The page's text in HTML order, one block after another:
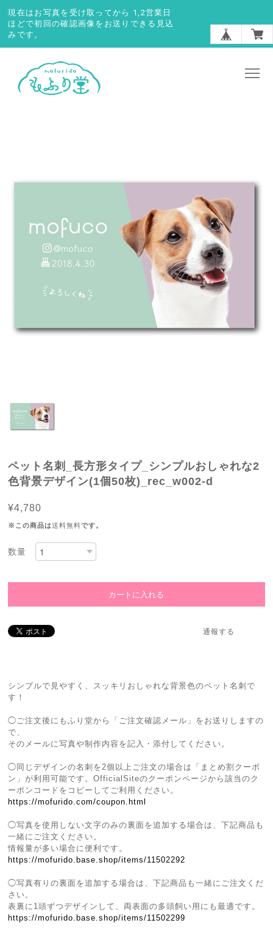
現在はお写真を受け取ってから 1,2営業日
ほどで初回の確認画像をお送りできる見込
みです。
ペット名刺_長方形タイプ_シンプルおしゃれな2
色背景デザイン(1個50枚)_rec_w002-d
¥4,780
※この商品は送料無料です。
数量
通報する
シンプルで見やすく、スッキリおしゃれな背景色のペット名刺で
す！
◯ご注文後にもふり堂から「ご注文確認メール」をお送りしますの
で、
そのメールに写真や制作内容を記入・添付してください。
◯同じデザインの名刺を2個以上ご注文の場合は「まとめ割クーポ
ン」が利用可能です。OfficialSiteのクーポンページから該当のク
ーポンコードをコピーしてご利用ください。
https://mofurido.com/coupon.html
◯写真を使用しない文字のみの裏面を追加する場合は、下記商品も
一緒にご注文ください。
情報量が多い場合に便利です。
https://mofurido.base.shop/items/11502292
◯写真有りの裏面を追加する場合は、下記商品も一緒にご注文くだ
さい。
表裏に1頭ずつデザインして、両表面の多頭飼い用にも最適です。
https://mofurido.base.shop/items/11502299